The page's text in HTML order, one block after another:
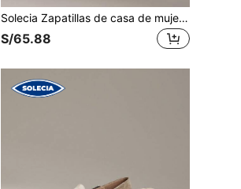
Solecia Zapatillas de casa de mujer CUCCOO casuales y multiusos con puntera redonda de peluche, suela plana esponjosa, perfectas para Navidad
S/65.88